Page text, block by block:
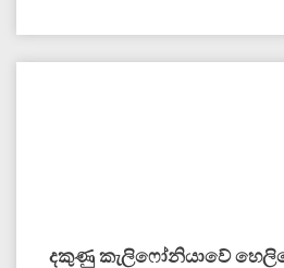
දකුණු කැලිෆෝනියාවේ